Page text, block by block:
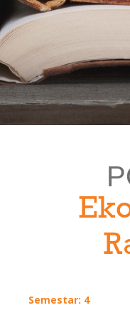
Semestar: 4